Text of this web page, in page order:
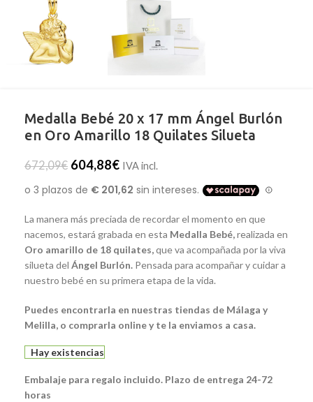
Medalla Bebé 20 x 17 mm Ángel Burlón
en Oro Amarillo 18 Quilates Silueta
672,09€ 604,88€ IVA incl.
La manera más preciada de recordar el momento en que
nacemos, estará grabada en esta Medalla Bebé,realizada en
Oro amarillo de 18 quilates,que va acompañada por la viva
silueta del Ángel Burlón. Pensada para acompañar y cuidar a
nuestro bebé en su primera etapa de la vida.
Puedes encontrarla en nuestras tiendas de Málaga y
Melilla, o comprarla online y te la enviamos a casa.
Hay existencias
Embalaje para regalo incluido. Plazo de entrega 24-72
horas